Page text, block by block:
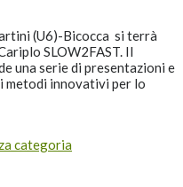
(U6)-Bicocca si terrà
SLOW2FAST. Il
una serie di presentazioni e
metodi innovativi per lo
categoria